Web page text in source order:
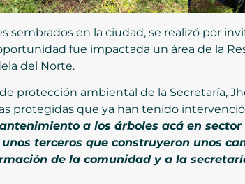
en la ciudad, se realizó por
fue impactada un área de la
del Norte.
protección ambiental de la Secretaría,
protegidas que ya han tenido
a los árboles acá en
terceros que construyeron unos
de la comunidad y a la